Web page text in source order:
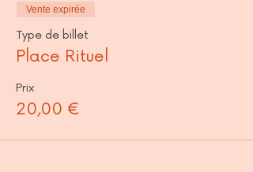
Vente expirée
Type de billet
Place Rituel
Prix
20,00 €